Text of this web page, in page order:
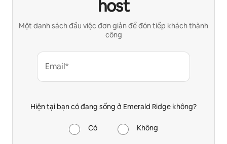
host
Một danh sách đầu việc đơn giản để đón tiếp khách thành
công
Email*
Hiện tại bạn có đang sống ở Emerald Ridge không?
Có Không